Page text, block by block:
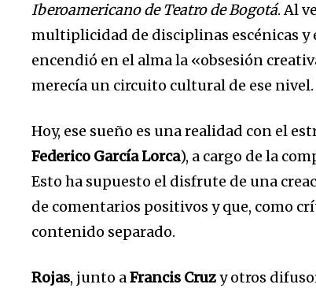
Iberoamericano de Teatro de Bogotá. Al
multiplicidad de disciplinas escénicas y
encendió en el alma la «obsesión
merecía un circuito cultural de ese nivel.
Hoy, ese sueño es una realidad con el
Federico García Lorca), a cargo de la
Esto ha supuesto el disfrute de una
de comentarios positivos y que, como
contenido separado.
Rojas, junto aFrancis Cruzy otros